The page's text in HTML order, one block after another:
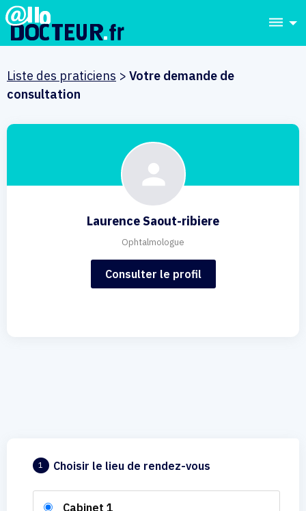
dehaze
Liste des praticiens > Votre demande de
consultation
Laurence Saout-ribiere
Ophtalmologue
Consulter le profil
1 Choisir le lieu de rendez-vous
Cabinet 1